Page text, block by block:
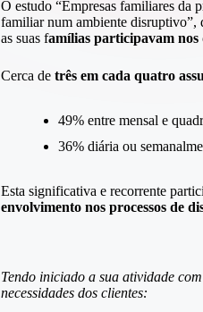
O estudo “Empresas familiares da
familiar num ambiente disruptivo”,
as suas famílias participavam nos
Cerca de três em cada quatro
49% entre mensal e
36% diária ou
Esta significativa e recorrente
envolvimento nos processos de
Tendo iniciado a sua atividade
necessidades dos clientes: